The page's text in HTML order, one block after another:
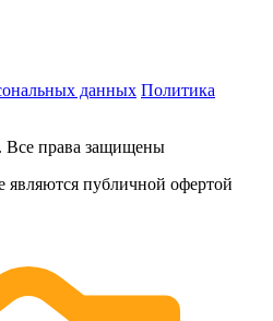
данных Политика
права защищены
являются публичной офертой